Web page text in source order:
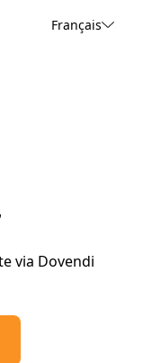
Français
via Dovendi